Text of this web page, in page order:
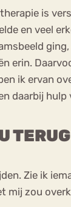
is
en veel
erin.
ik ervan
daarbij hulp
Zie ik
mij zou